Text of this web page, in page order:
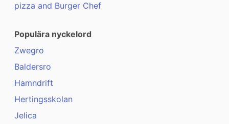
pizza and Burger Chef
Populära nyckelord
Zwegro
Baldersro
Hamndrift
Hertingsskolan
Jelica